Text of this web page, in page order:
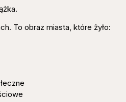
To obraz miasta, które żyło: